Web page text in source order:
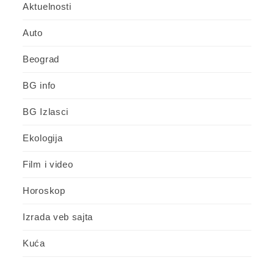
Aktuelnosti
Auto
Beograd
BG info
BG Izlasci
Ekologija
Film i video
Horoskop
Izrada veb sajta
Kuća